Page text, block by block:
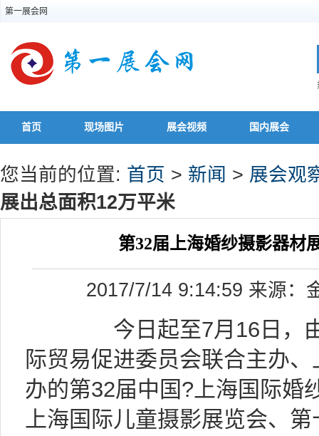
第一展会网
首页 现场图片 展会视频 国内展会
您当前的位置: 首页 > 新闻 > 展会观
展出总面积12万平米
第32届上海婚纱摄影器材
2017/7/14 9:14:59 来源
今日起至7月16日，由
际贸易促进委员会联合主办
办的第32届中国?上海国际婚
上海国际儿童摄影展览会、